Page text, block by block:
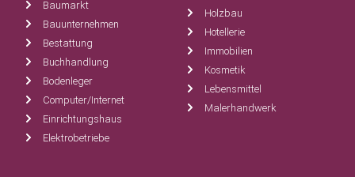
Baumarkt
Bauunternehmen
Bestattung
Buchhandlung
Bodenleger
Computer/Internet
Einrichtungshaus
Elektrobetriebe
Holzbau
Hotellerie
Immobilien
Kosmetik
Lebensmittel
Malerhandwerk